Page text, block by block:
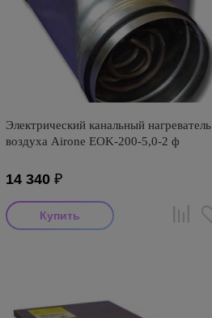
Электрический канальный нагреватель
воздуха Airone EOK-200-5,0-2 ф
14 340 ₽